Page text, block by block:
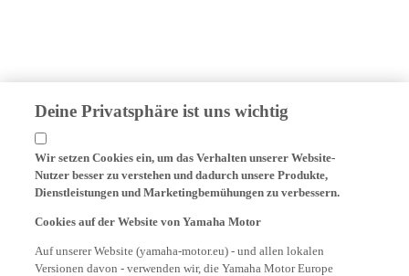
Deine Privatsphäre ist uns wichtig
Wir setzen Cookies ein, um das Verhalten unserer Website-
Nutzer besser zu verstehen und dadurch unsere Produkte,
Dienstleistungen und Marketingbemühungen zu verbessern.
Cookies auf der Website von Yamaha Motor
Auf unserer Website (yamaha-motor.eu) - und allen lokalen
Versionen davon - verwenden wir, die Yamaha Motor Europe